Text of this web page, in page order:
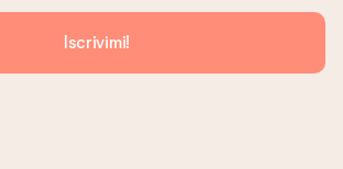
Iscrivimi!